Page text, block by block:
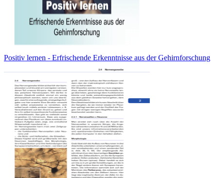
Positiv lernen - Erfrischende Erkenntnisse aus der Gehirnforschung